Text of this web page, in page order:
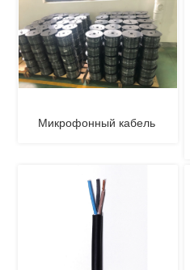
Микрофонный кабель